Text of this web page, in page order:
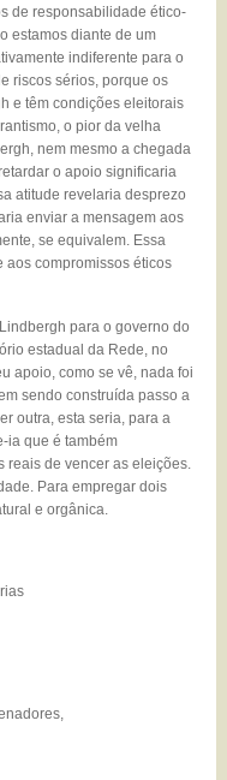
de responsabilidade ético-
estamos diante de um
indiferente para o
riscos sérios, porque os
e têm condições eleitorais
o pior da velha
nem mesmo a chegada
o apoio significaria
atitude revelaria desprezo
enviar a mensagem aos
se equivalem. Essa
aos compromissos éticos
para o governo do
estadual da Rede, no
apoio, como se vê, nada foi
sendo construída passo a
outra, esta seria, para a
ia que é também
reais de vencer as eleições.
Para empregar dois
e orgânica.